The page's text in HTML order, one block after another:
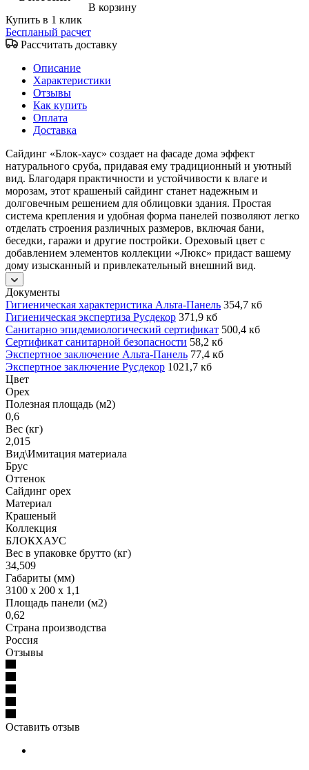
В корзину
Купить в 1 клик
Беспланый расчет
Рассчитать доставку
Описание
Характеристики
Отзывы
Как купить
Оплата
Доставка
Сайдинг «Блок-хаус» создает на фасаде дома эффект
натурального сруба, придавая ему традиционный и уютный
вид. Благодаря практичности и устойчивости к влаге и
морозам, этот крашеный сайдинг станет надежным и
долговечным решением для облицовки здания. Простая
система крепления и удобная форма панелей позволяют легко
отделать строения различных размеров, включая бани,
беседки, гаражи и другие постройки. Ореховый цвет с
добавлением элементов коллекции «Люкс» придаст вашему
дому изысканный и привлекательный внешний вид.
Документы
Гигиеническая характеристика Альта-Панель 354,7 кб
Гигиеническая экспертиза Русдекор 371,9 кб
Санитарно эпидемиологический сертификат 500,4 кб
Сертификат санитарной безопасности 58,2 кб
Экспертное заключение Альта-Панель 77,4 кб
Экспертное заключение Русдекор 1021,7 кб
Цвет
Орех
Полезная площадь (м2)
0,6
Вес (кг)
2,015
Вид\Имитация материала
Брус
Оттенок
Сайдинг орех
Материал
Крашеный
Коллекция
БЛОКХАУС
Вес в упаковке брутто (кг)
34,509
Габариты (мм)
3100 x 200 x 1,1
Площадь панели (м2)
0,62
Страна производства
Россия
Отзывы
Оставить отзыв